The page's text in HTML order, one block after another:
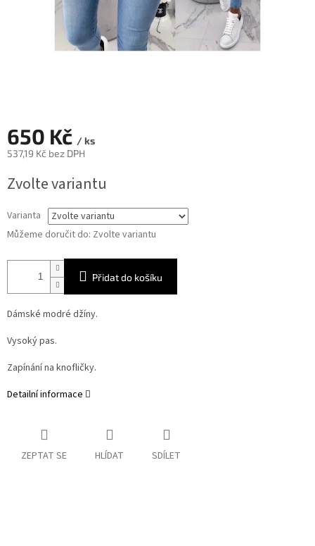
650 Kč / ks
537,19 Kč bez DPH
cena:
Zvolte variantu
Varianta
Můžeme doručit do: Zvolte variantu
Přidat do košíku
Dámské modré džíny.
Vysoký pas.
Zapínání na knofličky.
Detailní informace
ZEPTAT SE HLÍDAT SDÍLET